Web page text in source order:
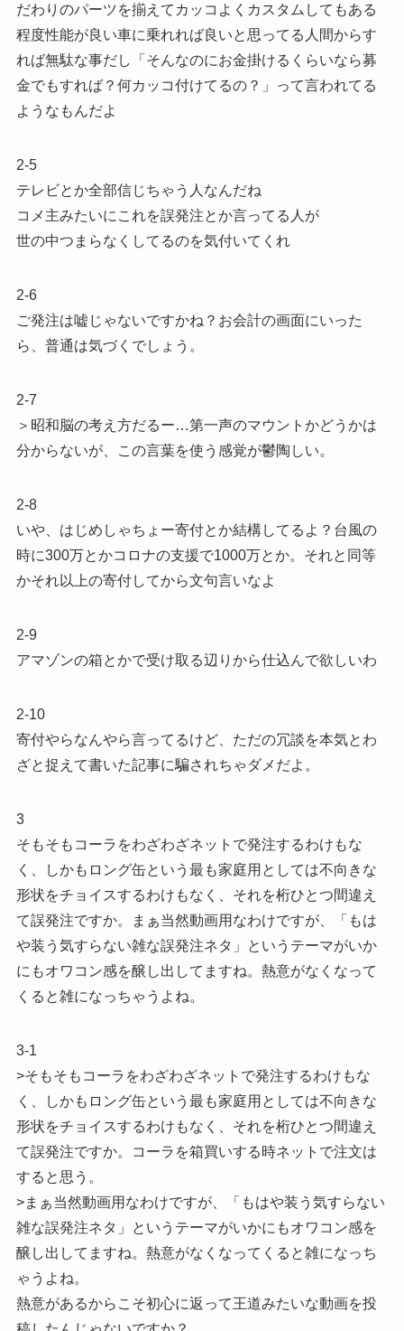
だわりのパーツを揃えてカッコよくカスタムしてもある
程度性能が良い車に乗れれば良いと思ってる人間からす
れば無駄な事だし「そんなのにお金掛けるくらいなら募
金でもすれば？何カッコ付けてるの？」って言われてる
ようなもんだよ
2-5
テレビとか全部信じちゃう人なんだね
コメ主みたいにこれを誤発注とか言ってる人が
世の中つまらなくしてるのを気付いてくれ
2-6
ご発注は嘘じゃないですかね？お会計の画面にいった
ら、普通は気づくでしょう。
2-7
＞昭和脳の考え方だるー…第一声のマウントかどうかは
分からないが、この言葉を使う感覚が鬱陶しい。
2-8
いや、はじめしゃちょー寄付とか結構してるよ？台風の
時に300万とかコロナの支援で1000万とか。それと同等
かそれ以上の寄付してから文句言いなよ
2-9
アマゾンの箱とかで受け取る辺りから仕込んで欲しいわ
2-10
寄付やらなんやら言ってるけど、ただの冗談を本気とわ
ざと捉えて書いた記事に騙されちゃダメだよ。
3
そもそもコーラをわざわざネットで発注するわけもな
く、しかもロング缶という最も家庭用としては不向きな
形状をチョイスするわけもなく、それを桁ひとつ間違え
て誤発注ですか。まぁ当然動画用なわけですが、「もは
や装う気すらない雑な誤発注ネタ」というテーマがいか
にもオワコン感を醸し出してますね。熱意がなくなって
くると雑になっちゃうよね。
3-1
>そもそもコーラをわざわざネットで発注するわけもな
く、しかもロング缶という最も家庭用としては不向きな
形状をチョイスするわけもなく、それを桁ひとつ間違え
て誤発注ですか。コーラを箱買いする時ネットで注文は
すると思う。
>まぁ当然動画用なわけですが、「もはや装う気すらない
雑な誤発注ネタ」というテーマがいかにもオワコン感を
醸し出してますね。熱意がなくなってくると雑になっち
ゃうよね。
熱意があるからこそ初心に返って王道みたいな動画を投